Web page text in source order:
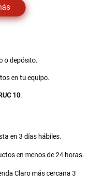
o depósito.
en tu equipo.
10.
en 3 días hábiles.
en menos de 24 horas.
Claro más cercana 3